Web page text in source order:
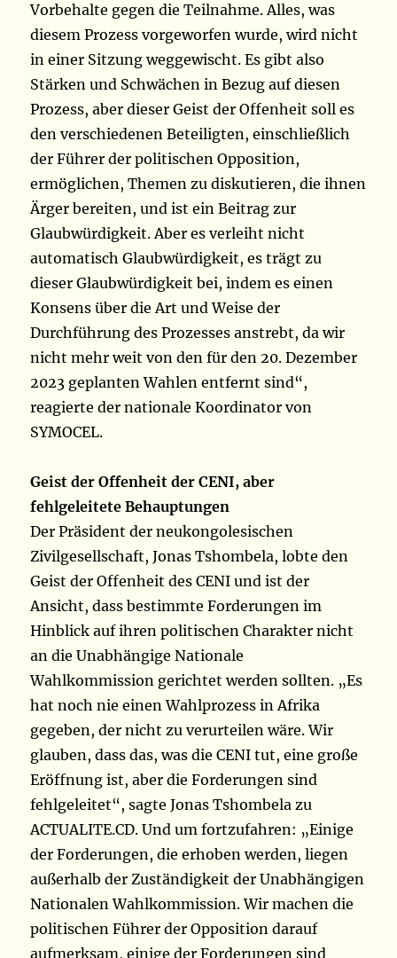
Vorbehalte gegen die Teilnahme. Alles, was
diesem Prozess vorgeworfen wurde, wird nicht
in einer Sitzung weggewischt. Es gibt also
Stärken und Schwächen in Bezug auf diesen
Prozess, aber dieser Geist der Offenheit soll es
den verschiedenen Beteiligten, einschließlich
der Führer der politischen Opposition,
ermöglichen, Themen zu diskutieren, die ihnen
Ärger bereiten, und ist ein Beitrag zur
Glaubwürdigkeit. Aber es verleiht nicht
automatisch Glaubwürdigkeit, es trägt zu
dieser Glaubwürdigkeit bei, indem es einen
Konsens über die Art und Weise der
Durchführung des Prozesses anstrebt, da wir
nicht mehr weit von den für den 20. Dezember
2023 geplanten Wahlen entfernt sind“,
reagierte der nationale Koordinator von
SYMOCEL.
Geist der Offenheit der CENI, aber
fehlgeleitete Behauptungen
Der Präsident der neukongolesischen
Zivilgesellschaft, Jonas Tshombela, lobte den
Geist der Offenheit des CENI und ist der
Ansicht, dass bestimmte Forderungen im
Hinblick auf ihren politischen Charakter nicht
an die Unabhängige Nationale
Wahlkommission gerichtet werden sollten. „Es
hat noch nie einen Wahlprozess in Afrika
gegeben, der nicht zu verurteilen wäre. Wir
glauben, dass das, was die CENI tut, eine große
Eröffnung ist, aber die Forderungen sind
fehlgeleitet“, sagte Jonas Tshombela zu
ACTUALITE.CD. Und um fortzufahren: „Einige
der Forderungen, die erhoben werden, liegen
außerhalb der Zuständigkeit der Unabhängigen
Nationalen Wahlkommission. Wir machen die
politischen Führer der Opposition darauf
aufmerksam, einige der Forderungen sind